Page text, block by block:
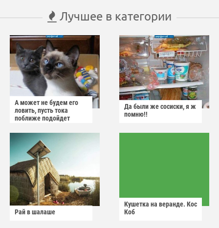
Лучшее в категории
А может не будем его
ловить, пусть тока
поближе подойдет
Да были же сосиски, я ж
помню!!
Рай в шалаше
Кушетка на веранде. Кос
Коб